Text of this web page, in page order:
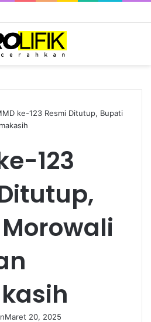
ke-123 Resmi Ditutup, Bupati
123
Maret 20, 2025